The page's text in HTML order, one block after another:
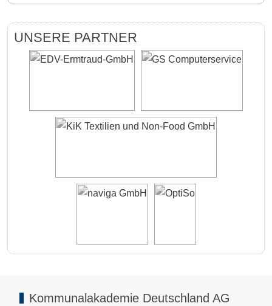
UNSERE PARTNER
Kommunalakademie Deutschland AG